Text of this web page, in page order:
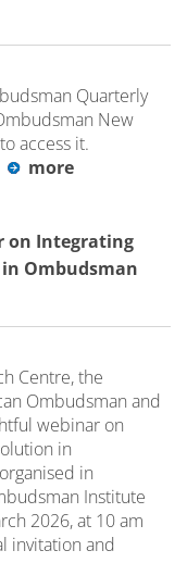
Quarterly
New
access it.
more
on Integrating
Ombudsman
Centre, the
Ombudsman and
webinar on
in
in
Institute
2026, at 10 am
invitation and